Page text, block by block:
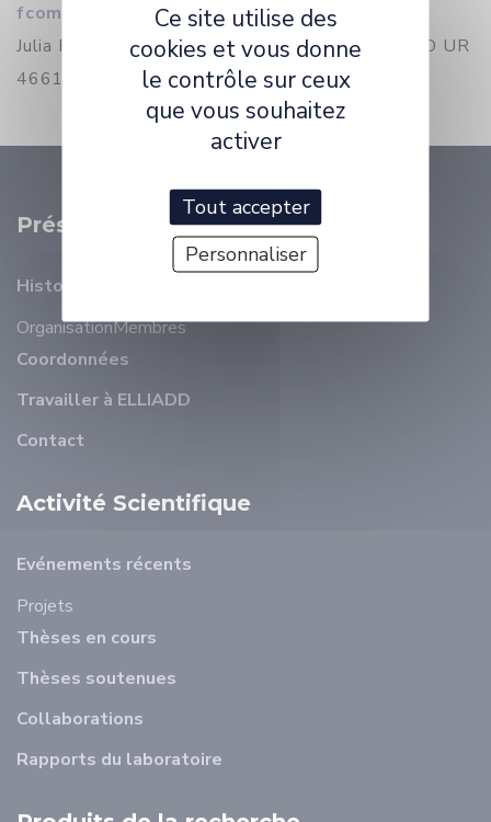
fcomte.fr
Julia Peslier (Pôle Arts et Littérature - ELLIADD UR
4661) :
julia.peslier@univ-fcomte.fr
Présentation
Histoire
OrganisationMembres
Coordonnées
Travailler à ELLIADD
Contact
Activité Scientifique
Evénements récents
Projets
Thèses en cours
Thèses soutenues
Collaborations
Rapports du laboratoire
Ce site utilise des
cookies et vous donne
le contrôle sur ceux
que vous souhaitez
activer
Tout accepter
Personnaliser